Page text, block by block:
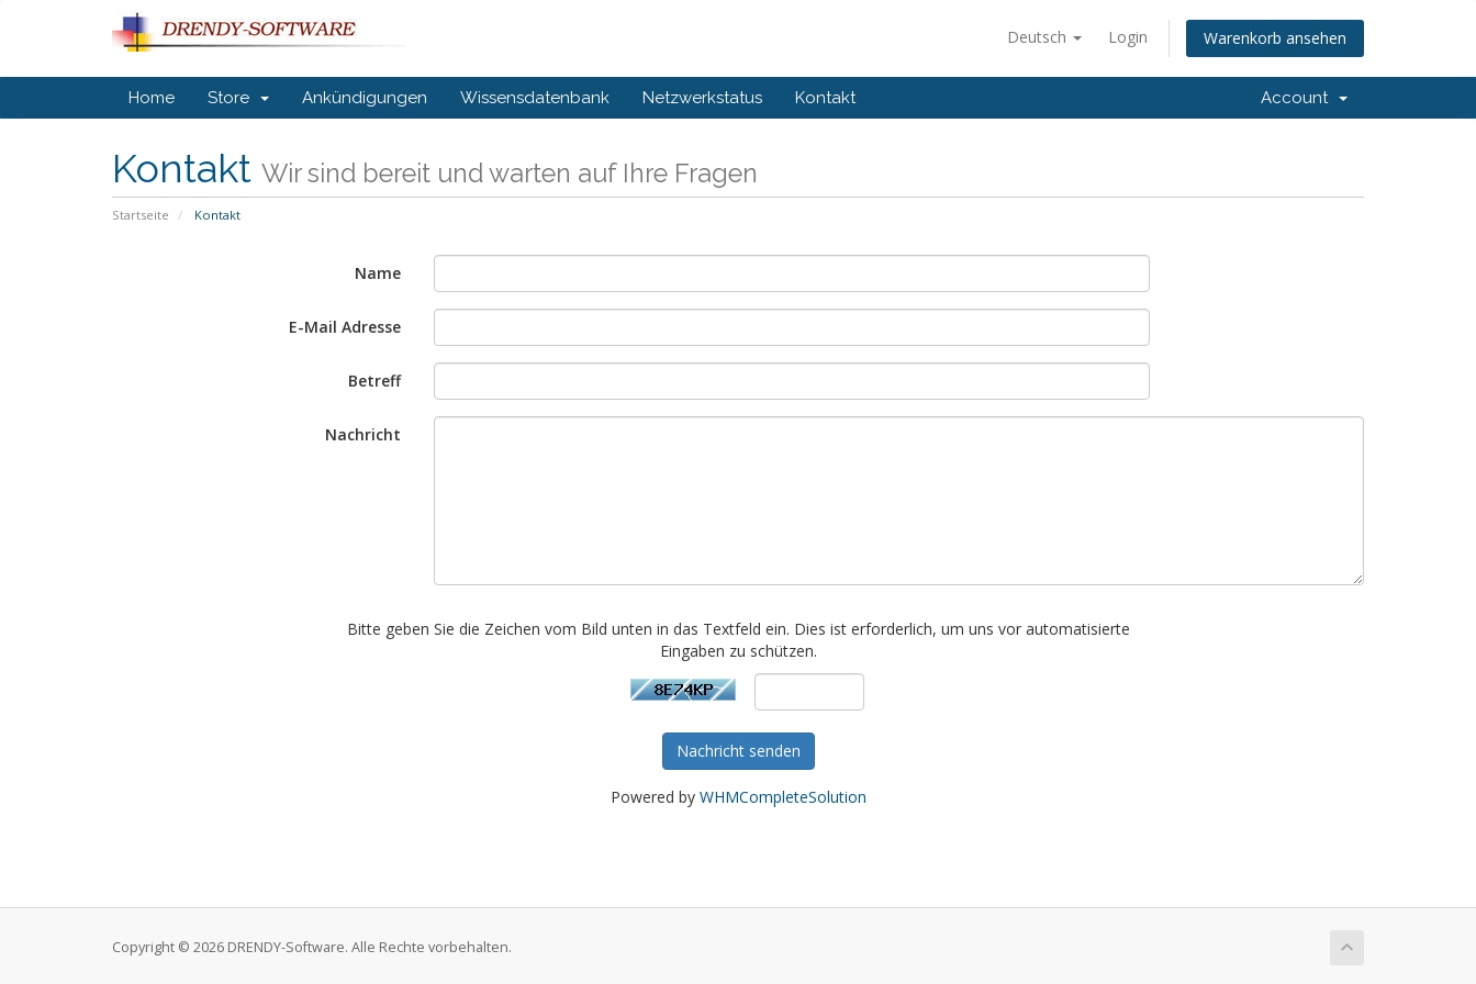
Deutsch Login Warenkorb ansehen
Home Store Ankündigungen Wissensdatenbank Netzwerkstatus Kontakt Account
Kontakt Wir sind bereit und warten auf Ihre Fragen
Startseite Kontakt
Name
E-Mail Adresse
Betreff
Nachricht
Bitte geben Sie die Zeichen vom Bild unten in das Textfeld ein. Dies ist erforderlich, um uns vor automatisierte
Eingaben zu schützen.
Nachricht senden
Powered by WHMCompleteSolution
Copyright © 2026 DRENDY-Software. Alle Rechte vorbehalten.